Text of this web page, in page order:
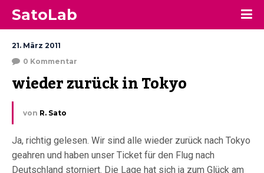
SatoLab
21. März 2011
0 Kommentar
wieder zurück in Tokyo
von R. Sato
Ja, richtig gelesen. Wir sind alle wieder zurück nach Tokyo
geahren und haben unser Ticket für den Flug nach
Deutschland storniert. Die Lage hat sich ja zum Glück am